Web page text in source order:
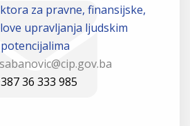
za pravne, finansijske,
upravljanja ljudskim
potencijalima
36 333 985